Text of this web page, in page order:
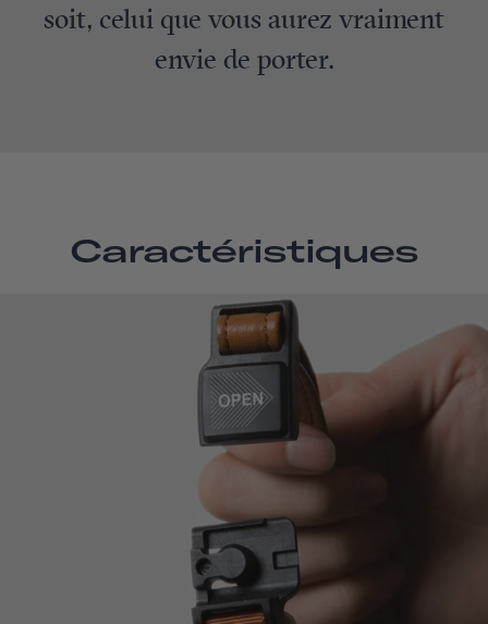
soit, celui que vous aurez vraiment
envie de porter.
Caractéristiques